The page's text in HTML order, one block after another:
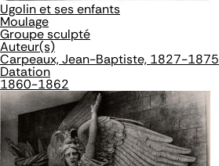
Ugolin et ses enfants
Moulage
Groupe sculpté
Auteur(s)
Carpeaux, Jean-Baptiste, 1827-1875
Datation
1860-1862